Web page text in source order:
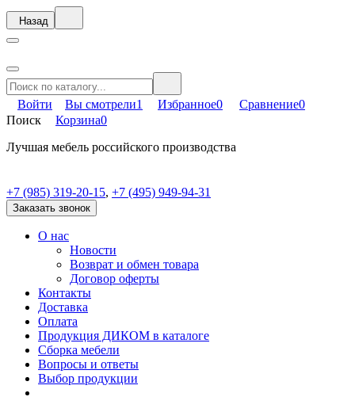
Назад
Войти Вы смотрели1 Избранное0 Сравнение0
Поиск
Корзина0
Лучшая мебель российского производства
+7 (985) 319-20-15, +7 (495) 949-94-31
Заказать звонок
О нас
Новости
Возврат и обмен товара
Договор оферты
Контакты
Доставка
Оплата
Продукция ДИКОМ в каталоге
Сборка мебели
Вопросы и ответы
Выбор продукции